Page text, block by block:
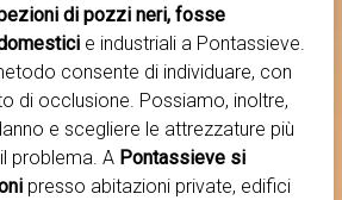
di pozzi neri, fosse
e industriali a Pontassieve.
consente di individuare, con
di occlusione. Possiamo, inoltre,
e scegliere le attrezzature più
problema. A Pontassieve si
presso abitazioni private, edifici